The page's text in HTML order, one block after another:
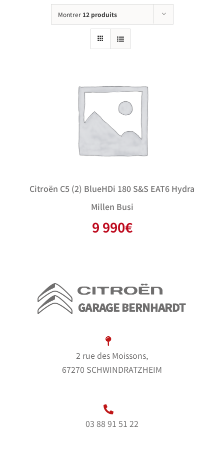
Montrer 12 produits
Citroën C5 (2) BlueHDi 180 S&S EAT6 Hydra
Millen Busi
9 990€
2 rue des Moissons,
67270 SCHWINDRATZHEIM
03 88 91 51 22